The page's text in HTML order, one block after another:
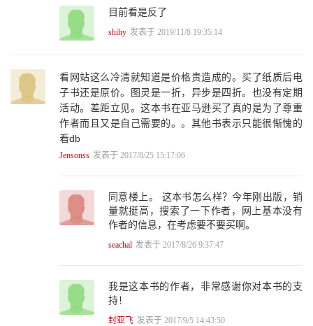
4.4 访问标识与继承信息 177
4.4.1 access_flags 177
4.4.2 this_class 178
4.4.4 interface 179
4.5 字段信息 180
4.5.1 fields_count 180
4.5.2 field_info fields[fields_count] 181
4.6 方法信息 185
4.6.1 methods_count 185
4.6.2 method_info methods[methods_count] 185
5.1 常量池内存分配 208
5.1.1 常量池内存分配总体链路 209
5.1.2 内存分配 215
5.2.2 体系总览 227
5.2.3 oop体系 229
5.2.4 klass体系 231
目前看是反了
shihy 发表于 2019/11/8 19:35:14
看网站这么冷清就知道是价格贵造成的。买了纸质后电
子书还是原价。图灵是一折，异步是四折。也没有定期
活动。差距立见。这本书在亚马逊买了真的是为了尊重
作者而且又是自己需要的。。其他书表示只能很惭愧的
看db
Jensonss 发表于 2017/8/25 15:17:06
同意楼上。 这本书怎么样？今年刚出版，销
量就挺高，搜索了一下作者，网上基本没有
作者的信息，在考虑要不要买啊。
seachal 发表于 2017/8/26 9:37:47
我是这本书的作者，非常感谢你对本书的支
持！
封亚飞 发表于 2017/9/5 14:43:50